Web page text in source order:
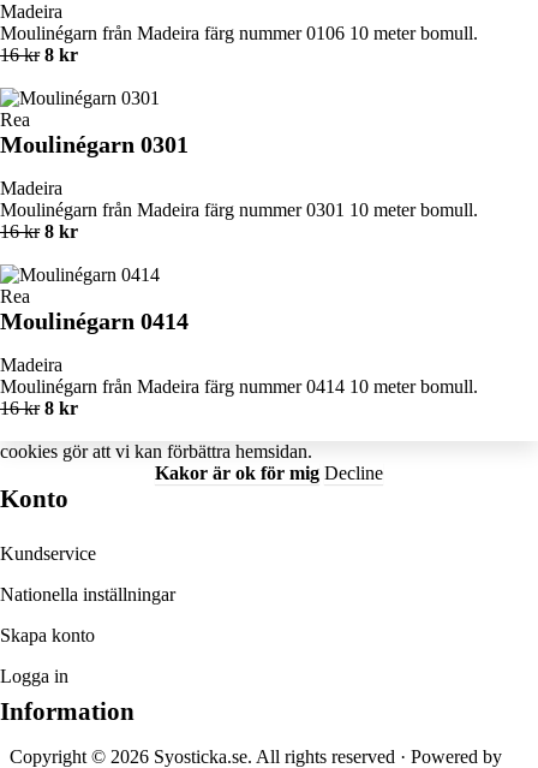
Madeira
Moulinégarn från Madeira färg nummer 0106 10 meter bomull.
16 kr 8 kr
Rea
Moulinégarn 0301
Madeira
Moulinégarn från Madeira färg nummer 0301 10 meter bomull.
16 kr 8 kr
Rea
Moulinégarn 0414
Madeira
Moulinégarn från Madeira färg nummer 0414 10 meter bomull.
16 kr 8 kr
cookies gör att vi kan förbättra hemsidan.
Kakor är ok för mig Decline
Konto
Kundservice
Nationella inställningar
Skapa konto
Logga in
Information
Copyright © 2026 Syosticka.se. All rights reserved · Powered by